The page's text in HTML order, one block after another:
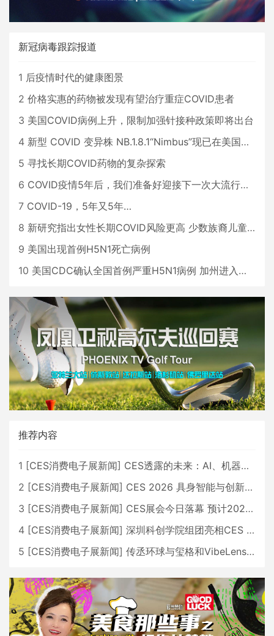
新冠病毒跟踪报道
1 后疫情时代的健康图景
2 价格实惠的药物被发现有望治疗重症COVID患者
3 美国COVID病例上升，限制加强针接种政策即将出台
4 新型 COVID 变异株 NB.1.8.1“Nimbus”现已在美国占据主导地位
5 寻找长期COVID药物的复杂探索
6 COVID疫情5年后，我们准备好迎接下一次大流行了吗？
7 COVID-19，5年又5年…
8 新研究指出女性长期COVID风险更高 少数族裔儿童存在差异
9 美国出现首例H5N1死亡病例
10 美国CDC确认全国首例严重H5N1病例 加州进入紧急状态
推荐内容
1 [CES消费电子展新闻] CES透露的未来：AI、机器人与智能生活大爆发
2 [CES消费电子展新闻] CES 2026 具身智能与创新领域 中国公司大放异彩
3 [CES消费电子展新闻] CES展会今日落幕 预计2026行业收入将超五千亿美元
4 [CES消费电子展新闻] 深圳科创学院组团亮相CES 广受好评
5 [CES消费电子展新闻] 传丞环球与玺格和VibeLens共同推出全新耳机